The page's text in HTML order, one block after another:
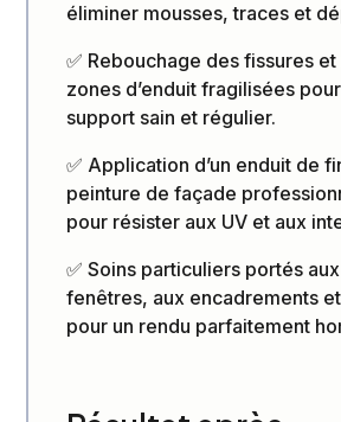
éliminer mousses, traces et
✅ Rebouchage des fissures
zones d’enduit fragilisées
support sain et régulier.
✅ Application d’un enduit de
peinture de façade
pour résister aux UV et aux
✅ Soins particuliers portés
fenêtres, aux encadrements
pour un rendu parfaitement